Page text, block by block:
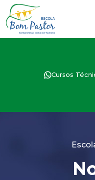
Cursos